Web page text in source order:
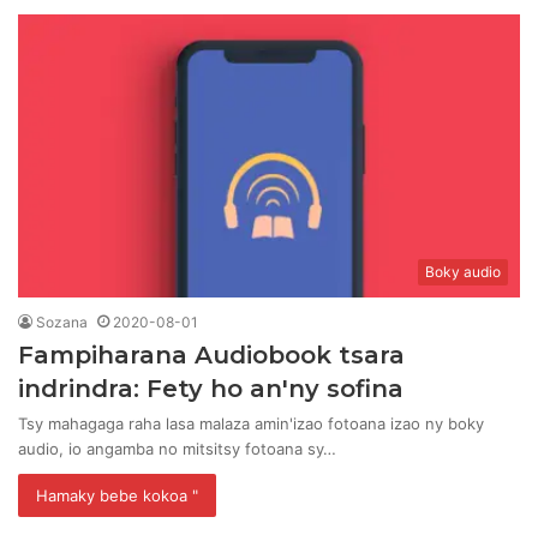
Boky audio
Sozana 2020-08-01
Fampiharana Audiobook tsara
indrindra: Fety ho an'ny sofina
Tsy mahagaga raha lasa malaza amin'izao fotoana izao ny boky
audio, io angamba no mitsitsy fotoana sy…
Hamaky bebe kokoa "